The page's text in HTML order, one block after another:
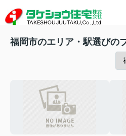
福岡市のエリア・駅選びの